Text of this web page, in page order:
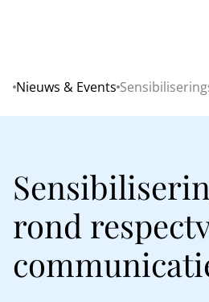
Home
Nieuws & Events
rond